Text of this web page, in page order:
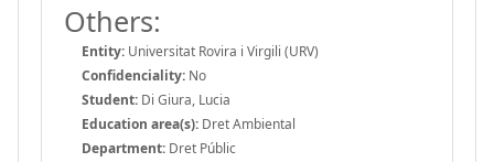
Others:
Entity: Universitat Rovira i Virgili (URV)
Confidenciality: No
Student: Di Giura, Lucia
Education area(s): Dret Ambiental
Department: Dret Públic